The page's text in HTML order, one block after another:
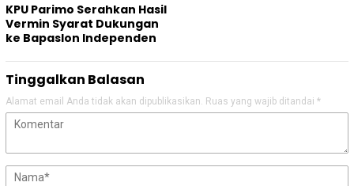
KPU Parimo Serahkan Hasil
Vermin Syarat Dukungan
ke Bapaslon Independen
Tinggalkan Balasan
Alamat email Anda tidak akan dipublikasikan. Ruas yang wajib ditandai *